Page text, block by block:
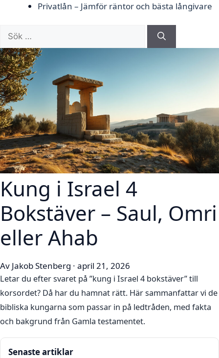
Privatlån – Jämför räntor och bästa långivare
Sök
efter:
Kung i Israel 4
Bokstäver – Saul, Omri
eller Ahab
Av Jakob Stenberg · april 21, 2026
Letar du efter svaret på ”kung i Israel 4 bokstäver” till
korsordet? Då har du hamnat rätt. Här sammanfattar vi de
bibliska kungarna som passar in på ledtråden, med fakta
och bakgrund från Gamla testamentet.
Senaste artiklar